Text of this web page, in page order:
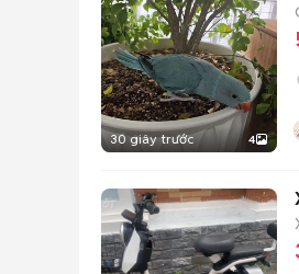
30 giây trước 4